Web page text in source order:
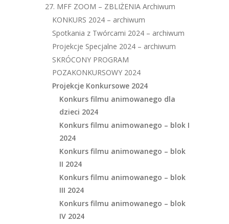
27. MFF ZOOM – ZBLIŻENIA Archiwum
KONKURS 2024 – archiwum
Spotkania z Twórcami 2024 – archiwum
Projekcje Specjalne 2024 – archiwum
SKRÓCONY PROGRAM
POZAKONKURSOWY 2024
Projekcje Konkursowe 2024
Konkurs filmu animowanego dla
dzieci 2024
Konkurs filmu animowanego – blok I
2024
Konkurs filmu animowanego – blok
II 2024
Konkurs filmu animowanego – blok
III 2024
Konkurs filmu animowanego – blok
IV 2024